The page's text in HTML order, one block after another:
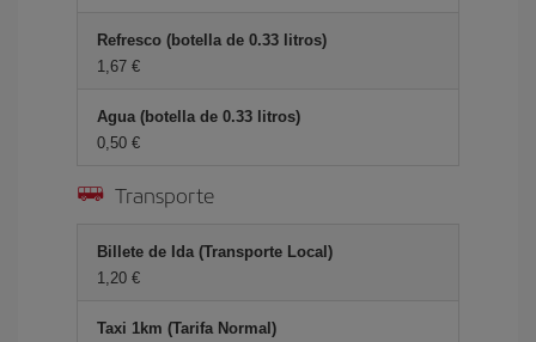
Refresco (botella de 0.33 litros)
1,67 €
Agua (botella de 0.33 litros)
0,50 €
Transporte
Billete de Ida (Transporte Local)
1,20 €
Taxi 1km (Tarifa Normal)